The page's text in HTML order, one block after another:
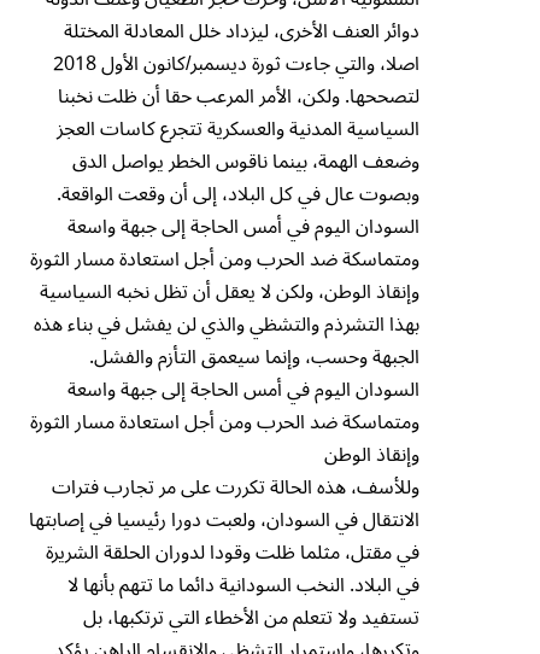
دوائر العنف الأخرى، ليزداد خلل المعادلة المختلة
اصلا، والتي جاءت ثورة ديسمبر/كانون الأول 2018
لتصححها. ولكن، الأمر المرعب حقا أن ظلت نخبنا
السياسية المدنية والعسكرية تتجرع كاسات العجز
وضعف الهمة، بينما ناقوس الخطر يواصل الدق
وبصوت عال في كل البلاد، إلى أن وقعت الواقعة.
السودان اليوم في أمس الحاجة إلى جبهة واسعة
ومتماسكة ضد الحرب ومن أجل استعادة مسار الثورة
وإنقاذ الوطن، ولكن لا يعقل أن تظل نخبه السياسية
بهذا التشرذم والتشظي والذي لن يفشل في بناء هذه
الجبهة وحسب، وإنما سيعمق التأزم والفشل.
السودان اليوم في أمس الحاجة إلى جبهة واسعة
ومتماسكة ضد الحرب ومن أجل استعادة مسار الثورة
وإنقاذ الوطن
وللأسف، هذه الحالة تكررت على مر تجارب فترات
الانتقال في السودان، ولعبت دورا رئيسيا في إصابتها
في مقتل، مثلما ظلت وقودا لدوران الحلقة الشريرة
في البلاد. النخب السودانية دائما ما تتهم بأنها لا
تستفيد ولا تتعلم من الأخطاء التي ترتكبها، بل